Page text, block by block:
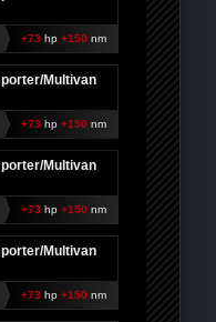
+73 hp +150 nm
Multivan
+73 hp +150 nm
Multivan
+73 hp +150 nm
Multivan
+73 hp +150 nm